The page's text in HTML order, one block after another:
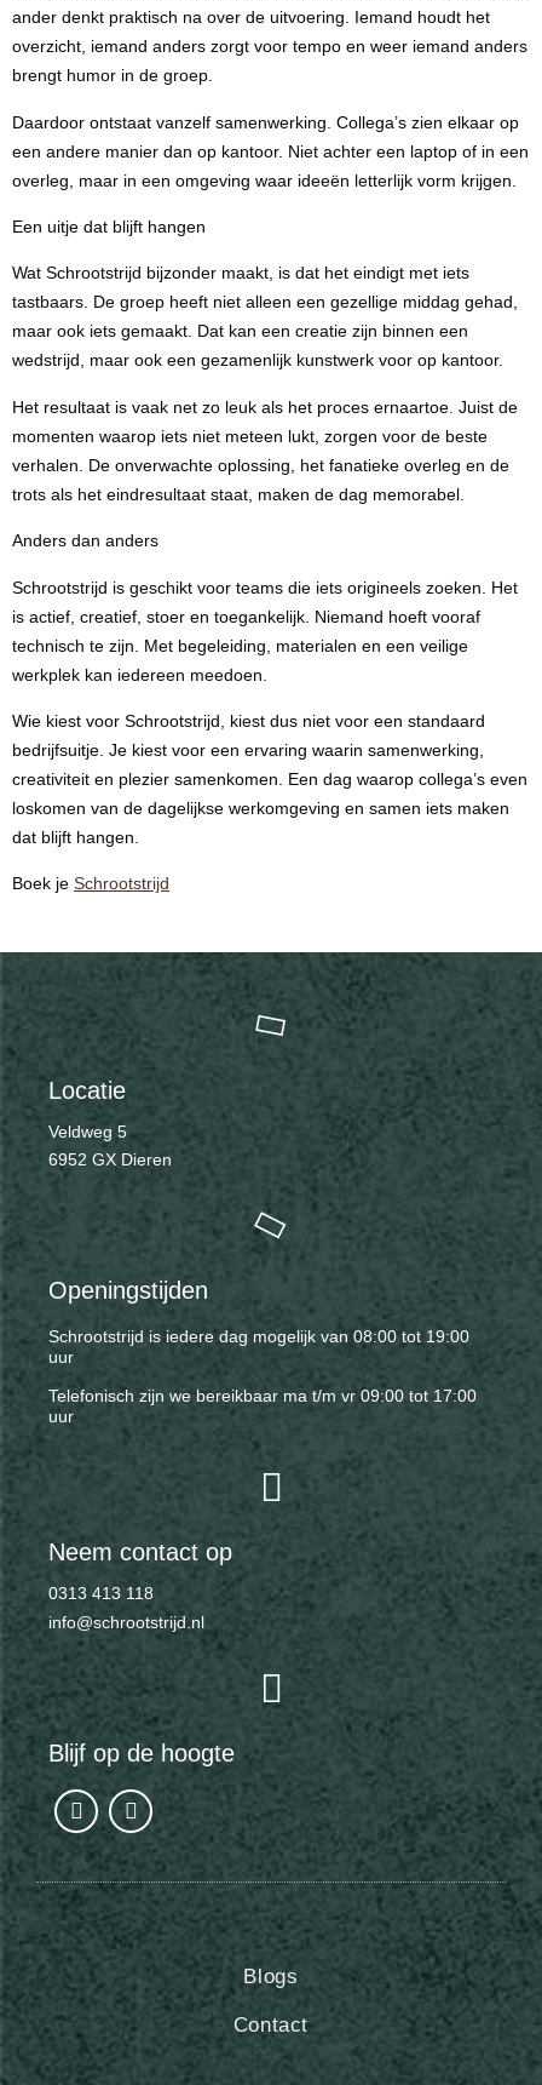
ander denkt praktisch na over de uitvoering. Iemand houdt het
overzicht, iemand anders zorgt voor tempo en weer iemand anders
brengt humor in de groep.
Daardoor ontstaat vanzelf samenwerking. Collega’s zien elkaar op
een andere manier dan op kantoor. Niet achter een laptop of in een
overleg, maar in een omgeving waar ideeën letterlijk vorm krijgen.
Een uitje dat blijft hangen
Wat Schrootstrijd bijzonder maakt, is dat het eindigt met iets
tastbaars. De groep heeft niet alleen een gezellige middag gehad,
maar ook iets gemaakt. Dat kan een creatie zijn binnen een
wedstrijd, maar ook een gezamenlijk kunstwerk voor op kantoor.
Het resultaat is vaak net zo leuk als het proces ernaartoe. Juist de
momenten waarop iets niet meteen lukt, zorgen voor de beste
verhalen. De onverwachte oplossing, het fanatieke overleg en de
trots als het eindresultaat staat, maken de dag memorabel.
Anders dan anders
Schrootstrijd is geschikt voor teams die iets origineels zoeken. Het
is actief, creatief, stoer en toegankelijk. Niemand hoeft vooraf
technisch te zijn. Met begeleiding, materialen en een veilige
werkplek kan iedereen meedoen.
Wie kiest voor Schrootstrijd, kiest dus niet voor een standaard
bedrijfsuitje. Je kiest voor een ervaring waarin samenwerking,
creativiteit en plezier samenkomen. Een dag waarop collega’s even
loskomen van de dagelijkse werkomgeving en samen iets maken
dat blijft hangen.
Boek je Schrootstrijd
Locatie
Veldweg 5
6952 GX Dieren
Openingstijden
Schrootstrijd is iedere dag mogelijk van 08:00 tot 19:00
uur
Telefonisch zijn we bereikbaar ma t/m vr 09:00 tot 17:00
uur
Neem contact op
0313 413 118
info@schrootstrijd.nl
Blijf op de hoogte
Blogs
Contact